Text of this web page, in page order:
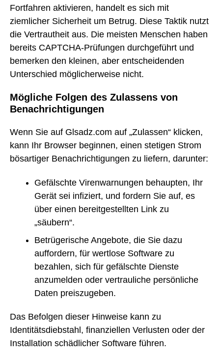
Fortfahren aktivieren, handelt es sich mit
ziemlicher Sicherheit um Betrug. Diese Taktik nutzt
die Vertrautheit aus. Die meisten Menschen haben
bereits CAPTCHA-Prüfungen durchgeführt und
bemerken den kleinen, aber entscheidenden
Unterschied möglicherweise nicht.
Mögliche Folgen des Zulassens von
Benachrichtigungen
Wenn Sie auf Glsadz.com auf „Zulassen“ klicken,
kann Ihr Browser beginnen, einen stetigen Strom
bösartiger Benachrichtigungen zu liefern, darunter:
Gefälschte Virenwarnungen behaupten, Ihr
Gerät sei infiziert, und fordern Sie auf, es
über einen bereitgestellten Link zu
„säubern“.
Betrügerische Angebote, die Sie dazu
auffordern, für wertlose Software zu
bezahlen, sich für gefälschte Dienste
anzumelden oder vertrauliche persönliche
Daten preiszugeben.
Das Befolgen dieser Hinweise kann zu
Identitätsdiebstahl, finanziellen Verlusten oder der
Installation schädlicher Software führen.